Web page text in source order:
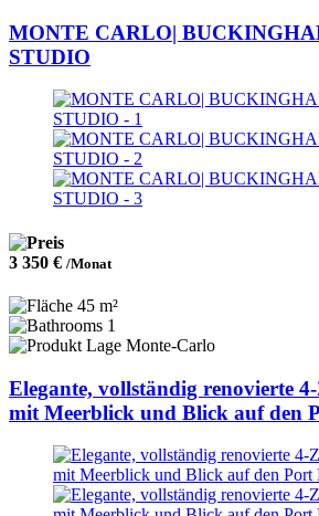
MONTE CARLO|
STUDIO
3 350 € /Monat
45 m²
1
Monte-Carlo
Elegante, vollständig renovierte
mit Meerblick und Blick auf den